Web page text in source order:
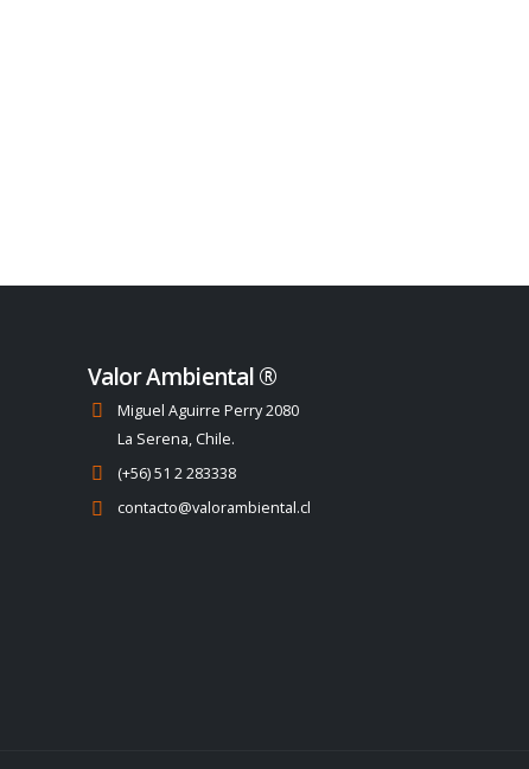
Valor Ambiental ®
Miguel Aguirre Perry 2080
La Serena, Chile.
(+56) 51 2 283338
contacto@valorambiental.cl